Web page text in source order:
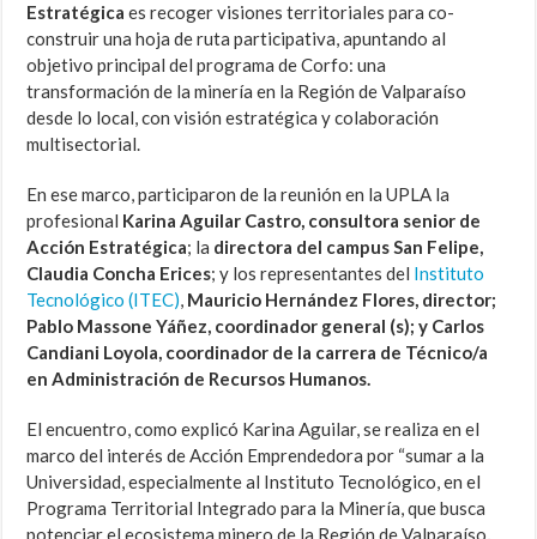
Estratégica es recoger visiones territoriales para co-
construir una hoja de ruta participativa, apuntando al
objetivo principal del programa de Corfo: una
transformación de la minería en la Región de Valparaíso
desde lo local, con visión estratégica y colaboración
multisectorial.
En ese marco, participaron de la reunión en la UPLA la
profesional Karina Aguilar Castro, consultora senior de
Acción Estratégica; la directora del campus San Felipe,
Claudia Concha Erices; y los representantes del Instituto
Tecnológico (ITEC), Mauricio Hernández Flores, director;
Pablo Massone Yáñez, coordinador general (s); y Carlos
Candiani Loyola, coordinador de la carrera de Técnico/a
en Administración de Recursos Humanos.
El encuentro, como explicó Karina Aguilar, se realiza en el
marco del interés de Acción Emprendedora por “sumar a la
Universidad, especialmente al Instituto Tecnológico, en el
Programa Territorial Integrado para la Minería, que busca